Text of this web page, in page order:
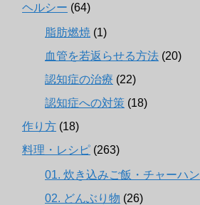
ヘルシー (64)
脂肪燃焼 (1)
血管を若返らせる方法 (20)
認知症の治療 (22)
認知症への対策 (18)
作り方 (18)
料理・レシピ (263)
01. 炊き込みご飯・チャーハン
02. どんぶり物 (26)